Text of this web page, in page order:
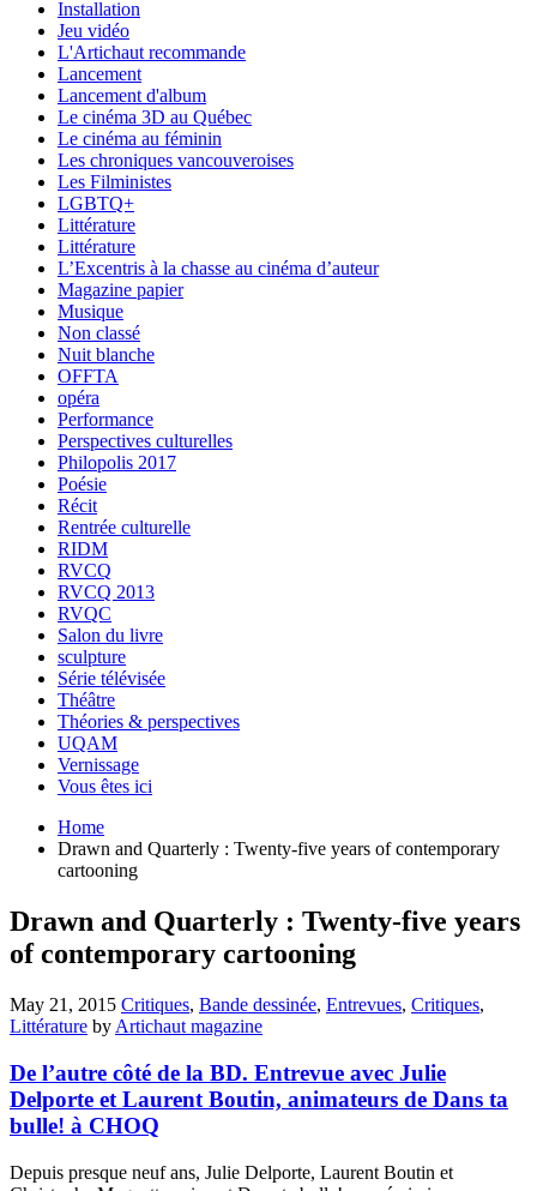
Installation
Jeu vidéo
L'Artichaut recommande
Lancement
Lancement d'album
Le cinéma 3D au Québec
Le cinéma au féminin
Les chroniques vancouveroises
Les Filministes
LGBTQ+
Littérature
Littérature
L’Excentris à la chasse au cinéma d’auteur
Magazine papier
Musique
Non classé
Nuit blanche
OFFTA
opéra
Performance
Perspectives culturelles
Philopolis 2017
Poésie
Récit
Rentrée culturelle
RIDM
RVCQ
RVCQ 2013
RVQC
Salon du livre
sculpture
Série télévisée
Théâtre
Théories & perspectives
UQAM
Vernissage
Vous êtes ici
Home
Drawn and Quarterly : Twenty-five years of contemporary
cartooning
Drawn and Quarterly : Twenty-five years
of contemporary cartooning
May 21, 2015 Critiques, Bande dessinée, Entrevues, Critiques,
Littérature by Artichaut magazine
De l’autre côté de la BD. Entrevue avec Julie
Delporte et Laurent Boutin, animateurs de Dans ta
bulle! à CHOQ
Depuis presque neuf ans, Julie Delporte, Laurent Boutin et